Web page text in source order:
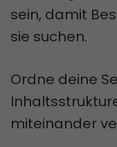
sein, damit
sie suchen.
Ordne deine
miteinander